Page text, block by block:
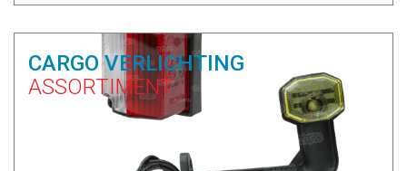
CARGO VERLICHTING
ASSORTIMENT